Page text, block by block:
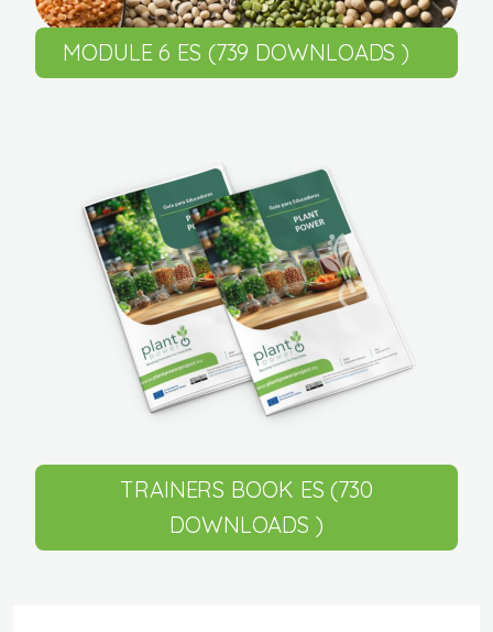
MODULE 6 ES (739 DOWNLOADS )
TRAINERS BOOK ES (730
DOWNLOADS )